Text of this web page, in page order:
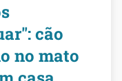
cão
no mato